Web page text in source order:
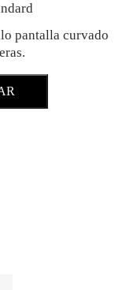
pantalla curvado